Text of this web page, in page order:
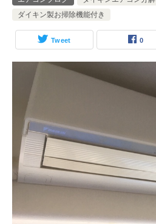
ダイキン製お掃除機能付き
Tweet 0